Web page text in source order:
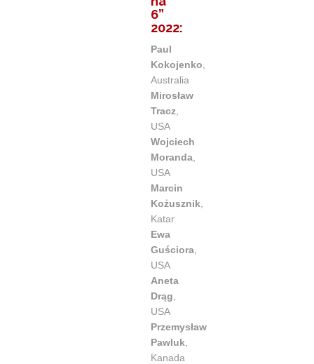
6”
2022:
Paul
Kokojenko
Australia
Mirosław
Tracz
USA
Wojciech
Moranda
USA
Marcin
Kożusznik
Katar
Ewa
Guściora
USA
Aneta
Drąg
USA
Przemysław
Pawluk
Kanada